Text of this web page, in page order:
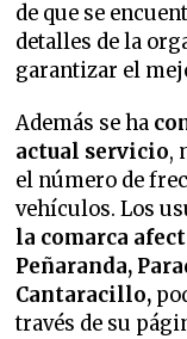
de que se
detalles de la
garantizar el
Además se ha
actual servicio,
el número de
vehículos. Los
la comarca
Peñaranda,
Cantaracillo,
través de su